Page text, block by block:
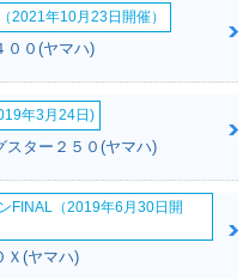
XG2
2021年10月23日開催）
００(ヤマハ)
年3月24日)
スター２５０(ヤマハ)
FINAL（2019年6月30日開
Ｘ(ヤマハ)